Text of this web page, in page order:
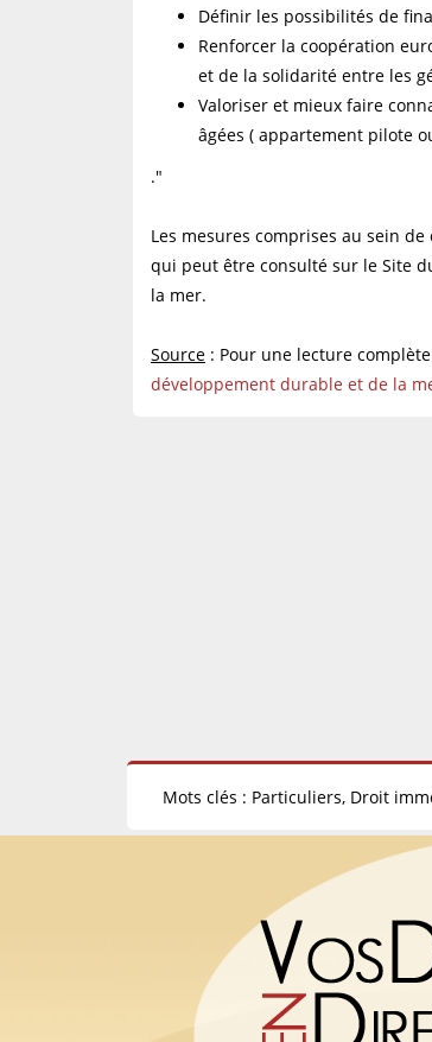
Définir les possibilités de
Renforcer la coopération
et de la solidarité entre les
Valoriser et mieux faire
âgées ( appartement pilote
."
Les mesures comprises au sein
qui peut être consulté sur le Site
la mer.
Source : Pour une lecture
développement durable et de la
Mots clés : Particuliers, Droit